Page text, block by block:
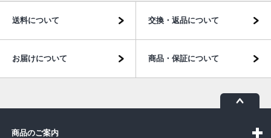
送料について 交換・返品について
お届けについて 商品・保証について
商品のご案内